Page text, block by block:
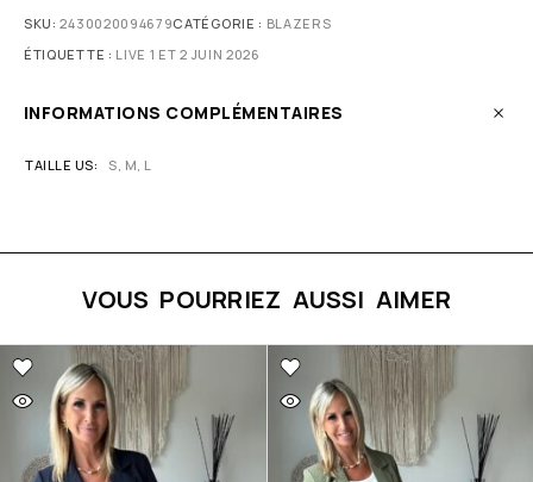
SKU:2430020094679CATÉGORIE : BLAZERS
ÉTIQUETTE : LIVE 1 ET 2 JUIN 2026
INFORMATIONS COMPLÉMENTAIRES
TAILLE US S, M, L
VOUS POURRIEZ AUSSI AIMER